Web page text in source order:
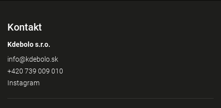
Kontakt
Kdebolo s.r.o.
info@kdebolo.sk
+420 739 009 010
Instagram